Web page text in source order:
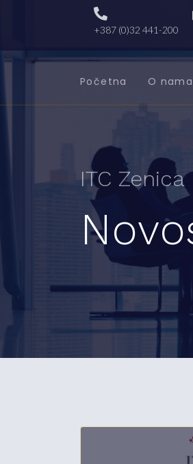
+387 (0)32 441-200
Početna O nama
ITC Zenica